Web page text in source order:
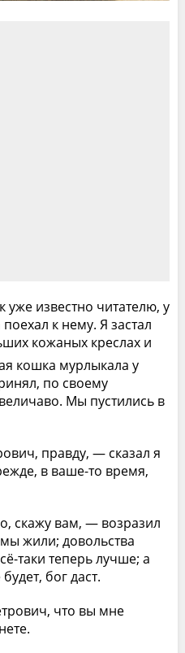
уже известно читателю, у
к нему. Я застал
кожаных креслах и
кошка мурлыкала у
по своему
Мы пустились в
правду, — сказал я
в ваше-то время,
скажу вам, — возразил
жили; довольства
таки теперь лучше; а
бог даст.
что вы мне